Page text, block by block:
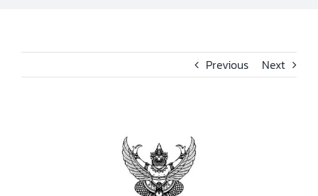
Previous Next